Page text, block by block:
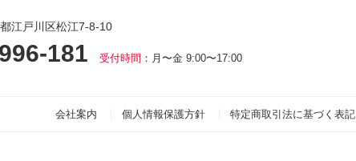
江戸川区松江7-8-10
181 受付時間 ：月〜金 9:00〜17:00
会社案内 個人情報保護方針 特定商取引法に基づく表記